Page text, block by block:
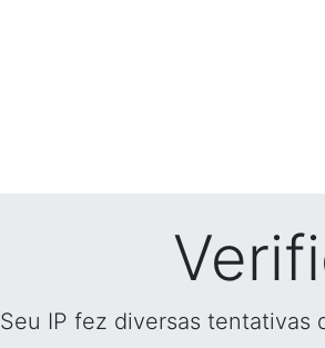
Seu IP fez diversas tentativas